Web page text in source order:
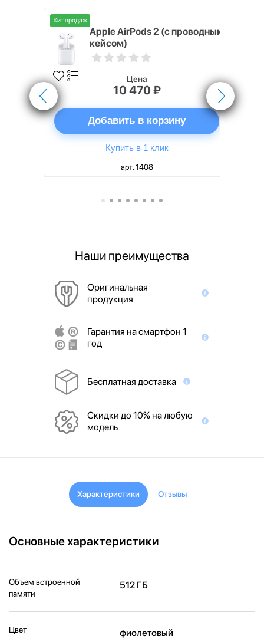
Хит продаж
Apple AirPods 2 (с проводным
кейсом)
Цена
10 470 ₽
Добавить в корзину
Купить в 1 клик
арт. 1408
Наши преимущества
Оригинальная
продукция
Гарантия на смартфон 1
год
Бесплатная доставка
Скидки до 10% на любую
модель
Характеристики Отзывы
Основные характеристики
Объем встроенной
памяти
512 ГБ
Цвет фиолетовый